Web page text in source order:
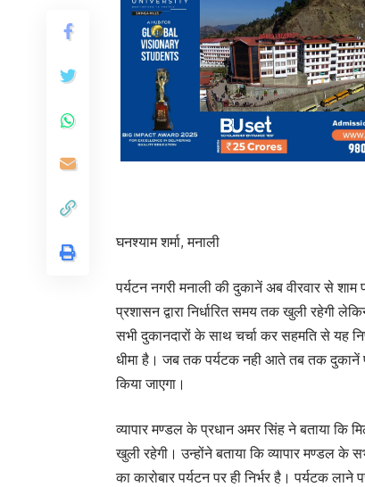
घनश्याम शर्मा, मनाली
पर्यटन नगरी मनाली की दुकानें अब वीरवार से
प्रशासन द्वारा निर्धारित समय तक खुली रहेगी
सभी दुकानदारों के साथ चर्चा कर सहमति से यह
धीमा है। जब तक पर्यटक नही आते तब तक
किया जाएगा।
व्यापार मण्डल के प्रधान अमर सिंह ने बताया कि
खुली रहेगी। उन्होंने बताया कि व्यापार मण्डल के
का कारोबार पर्यटन पर ही निर्भर है। पर्यटक